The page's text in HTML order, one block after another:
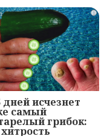
i
дней исчезнет
самый
грибок: